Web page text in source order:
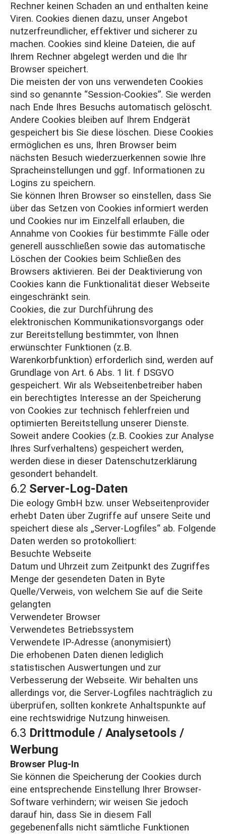
Rechner keinen Schaden an und enthalten keine
Viren. Cookies dienen dazu, unser Angebot
nutzerfreundlicher, effektiver und sicherer zu
machen. Cookies sind kleine Dateien, die auf
Ihrem Rechner abgelegt werden und die Ihr
Browser speichert.
Die meisten der von uns verwendeten Cookies
sind so genannte “Session-Cookies”. Sie werden
nach Ende Ihres Besuchs automatisch gelöscht.
Andere Cookies bleiben auf Ihrem Endgerät
gespeichert bis Sie diese löschen. Diese Cookies
ermöglichen es uns, Ihren Browser beim
nächsten Besuch wiederzuerkennen sowie Ihre
Spracheinstellungen und ggf. Informationen zu
Logins zu speichern.
Sie können Ihren Browser so einstellen, dass Sie
über das Setzen von Cookies informiert werden
und Cookies nur im Einzelfall erlauben, die
Annahme von Cookies für bestimmte Fälle oder
generell ausschließen sowie das automatische
Löschen der Cookies beim Schließen des
Browsers aktivieren. Bei der Deaktivierung von
Cookies kann die Funktionalität dieser Webseite
eingeschränkt sein.
Cookies, die zur Durchführung des
elektronischen Kommunikationsvorgangs oder
zur Bereitstellung bestimmter, von Ihnen
erwünschter Funktionen (z.B.
Warenkorbfunktion) erforderlich sind, werden auf
Grundlage von Art. 6 Abs. 1 lit. f DSGVO
gespeichert. Wir als Webseitenbetreiber haben
ein berechtigtes Interesse an der Speicherung
von Cookies zur technisch fehlerfreien und
optimierten Bereitstellung unserer Dienste.
Soweit andere Cookies (z.B. Cookies zur Analyse
Ihres Surfverhaltens) gespeichert werden,
werden diese in dieser Datenschutzerklärung
gesondert behandelt.
6.2 Server-Log-Daten
Die eology GmbH bzw. unser Webseitenprovider
erhebt Daten über Zugriffe auf unsere Seite und
speichert diese als „Server-Logfiles“ ab. Folgende
Daten werden so protokolliert:
Besuchte Webseite
Datum und Uhrzeit zum Zeitpunkt des Zugriffes
Menge der gesendeten Daten in Byte
Quelle/Verweis, von welchem Sie auf die Seite
gelangten
Verwendeter Browser
Verwendetes Betriebssystem
Verwendete IP-Adresse (anonymisiert)
Die erhobenen Daten dienen lediglich
statistischen Auswertungen und zur
Verbesserung der Webseite. Wir behalten uns
allerdings vor, die Server-Logfiles nachträglich zu
überprüfen, sollten konkrete Anhaltspunkte auf
eine rechtswidrige Nutzung hinweisen.
6.3 Drittmodule / Analysetools /
Werbung
Browser Plug-In
Sie können die Speicherung der Cookies durch
eine entsprechende Einstellung Ihrer Browser-
Software verhindern; wir weisen Sie jedoch
darauf hin, dass Sie in diesem Fall
gegebenenfalls nicht sämtliche Funktionen